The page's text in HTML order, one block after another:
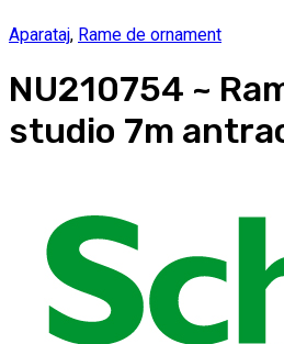
Aparataj, Rame de ornament
NU210754 ~
studio 7m